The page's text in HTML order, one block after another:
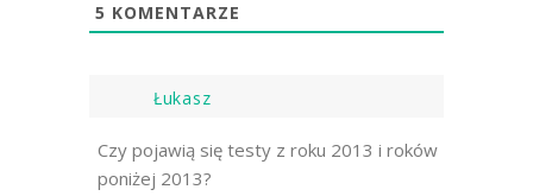
5 KOMENTARZE
Łukasz
Czy pojawią się testy z roku 2013 i roków
poniżej 2013?